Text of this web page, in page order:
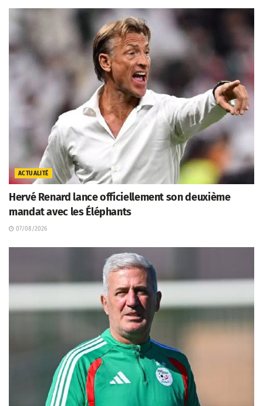
ACTUALITÉ
Hervé Renard lance officiellement son deuxième
mandat avec les Éléphants
07/08/2026